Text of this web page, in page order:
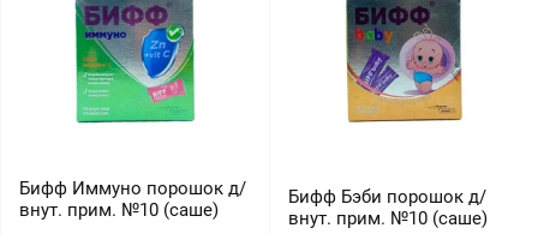
Бифф Иммуно порошок д/
внут. прим. №10 (саше)
Бифф Бэби порошок д/
внут. прим. №10 (саше)